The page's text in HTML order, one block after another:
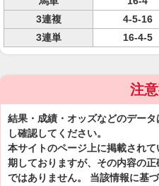
3連複
4-5-16
3連単
16-4-5
注
結果・成績・オッズなどのデー
し確認してください。
本サイトのページ上に掲載され
期しておりますが、その内容の
ではありません。 当該情報に基